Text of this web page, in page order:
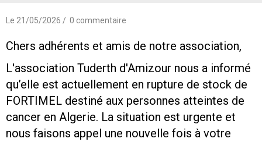
Blog
Album
Vidéos
Forum
Quiz
Le 21/05/2026 0 commentaire
Chers adhérents et amis de notre association,
L'association Tuderth d'Amizour nous a informé
qu’elle est actuellement en rupture de stock de
FORTIMEL destiné aux personnes atteintes de
cancer en Algerie. La situation est urgente et
nous faisons appel une nouvelle fois à votre